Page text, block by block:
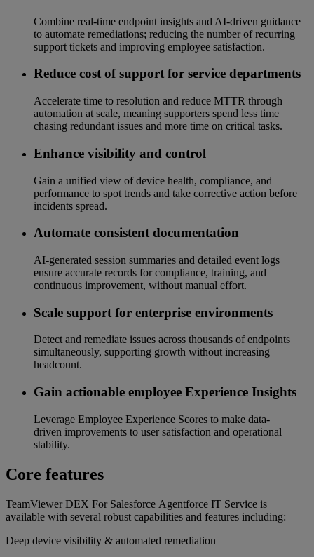
Combine real‑time endpoint insights and AI‑driven guidance
to automate remediations; reducing the number of recurring
support tickets and improving employee satisfaction.
Reduce cost of support for service departments
Accelerate time to resolution and reduce MTTR through
automation at scale, meaning supporters spend less time
chasing redundant issues and more time on critical tasks.
Enhance visibility and control
Gain a unified view of device health, compliance, and
performance to spot trends and take corrective action before
incidents spread.
Automate consistent documentation
AI‑generated session summaries and detailed event logs
ensure accurate records for compliance, training, and
continuous improvement, without manual effort.
Scale support for enterprise environments
Detect and remediate issues across thousands of endpoints
simultaneously, supporting growth without increasing
headcount.
Gain actionable employee Experience Insights
Leverage Employee Experience Scores to make data-
driven improvements to user satisfaction and operational
stability.
Core features
TeamViewer DEX For Salesforce Agentforce IT Service is
available with several robust capabilities and features including:
Deep device visibility & automated remediation